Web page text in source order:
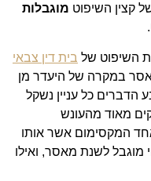
קצין השיפוט מוגבלות
השיפוט של בית דין צבאי
במקרה של היעדר מן
כל עניין נשקל
מאוד מהעונש
המקסימום אשר אותו
מוגבל לשנת מאסר, ואילו